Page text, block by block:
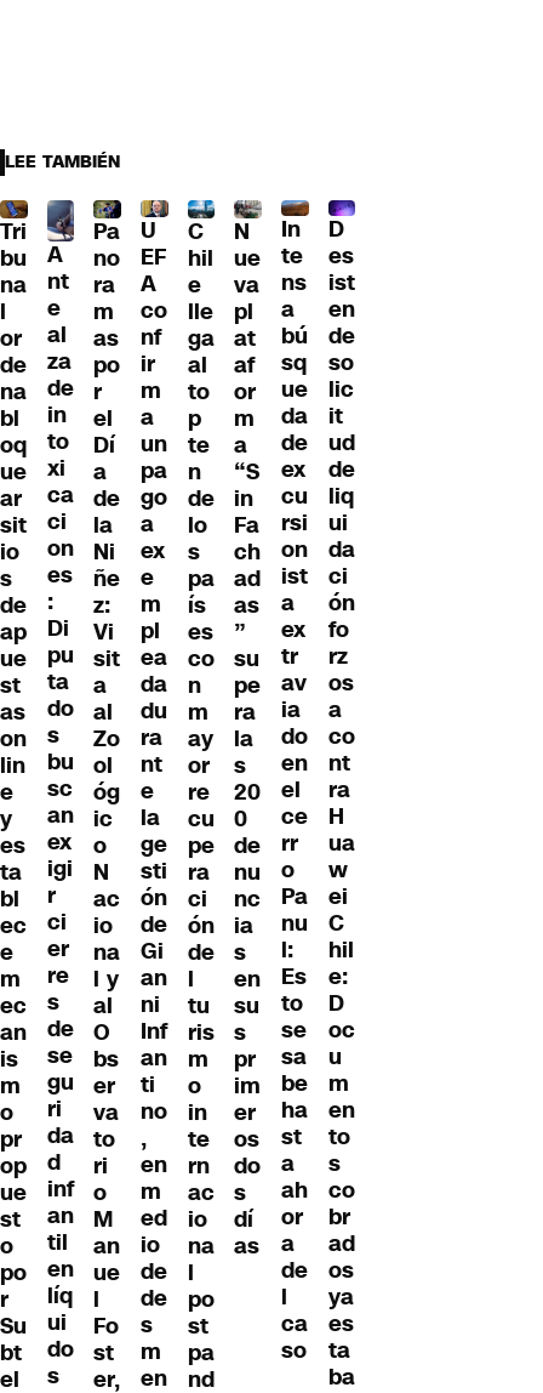
LEE TAMBIÉN
Tri
bu
na
l
or
de
na
bl
oq
ue
ar
sit
io
s
de
ap
ue
st
as
on
lin
e
y
es
ta
bl
ec
e
m
ec
an
is
m
o
pr
op
ue
st
o
po
r
Su
bt
el
A
nt
e
al
za
de
in
to
xi
ca
ci
on
es
:
Di
pu
ta
do
s
bu
sc
an
ex
igi
r
ci
er
re
s
de
se
gu
ri
da
d
inf
an
til
en
líq
ui
do
s
Pa
no
ra
m
as
po
r
el
Dí
a
de
la
Ni
ñe
z:
Vi
sit
a
al
Zo
ol
óg
ic
o
N
ac
io
na
l y
al
O
bs
er
va
to
ri
o
M
an
ue
l
Fo
st
er,
U
EF
A
co
nf
ir
m
a
un
pa
go
a
ex
e
m
pl
ea
da
du
ra
nt
e
la
ge
sti
ón
de
Gi
an
ni
Inf
an
ti
no
,
en
m
ed
io
de
de
s
m
en
C
hil
e
lle
ga
al
to
p
te
n
de
lo
s
pa
ís
es
co
n
m
ay
or
re
cu
pe
ra
ci
ón
de
l
tu
ris
m
o
in
te
rn
ac
io
na
l
po
st
pa
nd
N
ue
va
pl
at
af
or
m
a
“S
in
Fa
ch
ad
as
”
su
pe
ra
la
s
20
0
de
nu
nc
ia
s
en
su
s
pr
im
er
os
do
s
dí
as
In
te
ns
a
bú
sq
ue
da
de
ex
cu
rsi
on
ist
a
ex
tr
av
ia
do
en
el
ce
rr
o
Pa
nu
l:
Es
to
se
sa
be
ha
st
a
ah
or
a
de
l
ca
so
D
es
ist
en
de
so
lic
it
ud
de
liq
ui
da
ci
ón
fo
rz
os
a
co
nt
ra
H
ua
w
ei
C
hil
e:
D
oc
u
m
en
to
s
co
br
ad
os
ya
es
ta
ba